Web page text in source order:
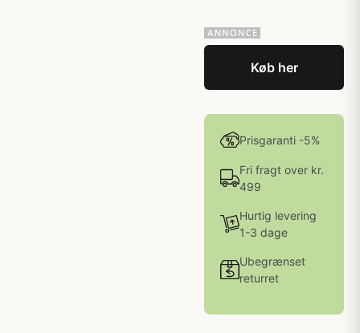
Køb her
Prisgaranti -5%
Fri fragt over kr.
499
Hurtig levering
1-3 dage
Ubegrænset
returret